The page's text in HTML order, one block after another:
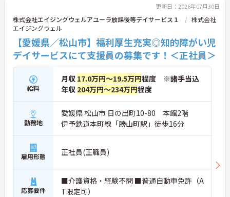
ントもお伝えしますので是非ご応募お待ちしており
ます。
更新日：2026年07月30日
株式会社エイジングウェルアユーラ放課後等デイサービス１
株式会社
エイジングウェル
【愛媛県／松山市】福利厚生充実◎知的障がい児
デイサービスにて支援員の募集です！＜正社員＞
給料
月収 17.0万円～19.5万円程度 ※諸手当込
年収 204万円～234万円程度
勤務地
愛媛県 松山市 日の出町10-80 本館2階
伊予鉄道本町線「勝山町駅」徒歩16分
雇用形態 正社員(正職員)
応募要件
■介護資格・経験不問 ■普通自動車免許（A
T限定可）